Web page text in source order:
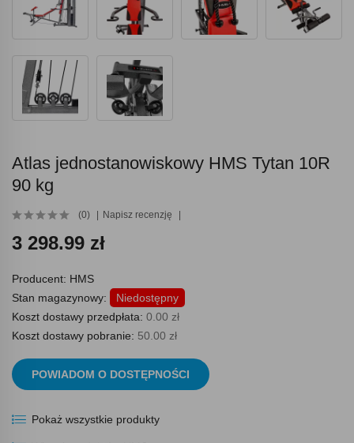
Atlas jednostanowiskowy HMS Tytan 10R
90 kg
(0) Napisz recenzję
3 298.99 zł
Producent: HMS
Stan magazynowy:
Niedostępny
Koszt dostawy przedpłata: 0.00 zł
Koszt dostawy pobranie: 50.00 zł
POWIADOM O DOSTĘPNOŚCI
Pokaż wszystkie produkty